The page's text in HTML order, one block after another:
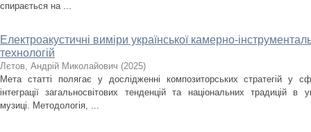
спирається на ...
Електроакустичні виміри української камерно-
технологій
Лєтов, Андрій Миколайович (2025)
Мета статті полягає у дослідженні композиторських стратегій у
інтеграції загальносвітових тенденцій та національних традицій в
музиці. Методологія, ...